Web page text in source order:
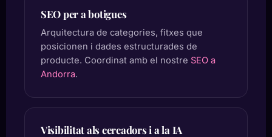
SEO per a botigues
Arquitectura de categories, fitxes que
posicionen i dades estructurades de
producte. Coordinat amb el nostre SEO a
Andorra.
Visibilitat als cercadors i a la IA